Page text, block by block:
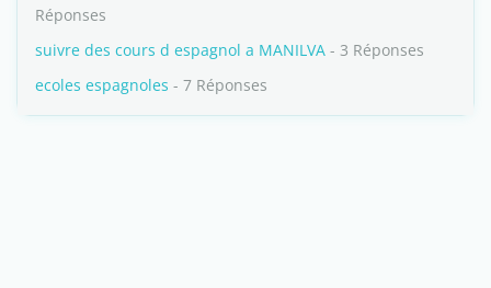
Réponses
suivre des cours d espagnol a MANILVA - 3 Réponses
ecoles espagnoles - 7 Réponses